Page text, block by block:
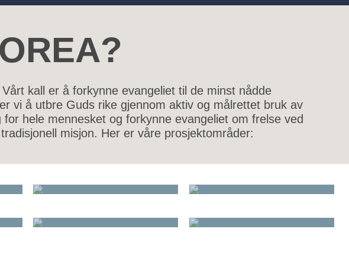
kall er å forkynne evangeliet til de minst nådde
vi å utbre Guds rike gjennom aktiv og målrettet bruk av
hele mennesket og forkynne evangeliet om frelse ved
misjon. Her er våre prosjektområder: